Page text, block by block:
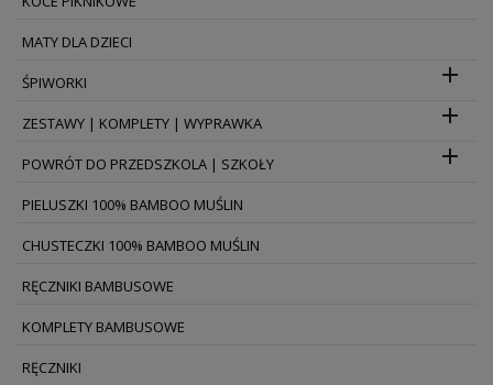
MATY DLA DZIECI
ŚPIWORKI 
ZESTAWY | KOMPLETY | WYPRAWKA 
POWRÓT DO PRZEDSZKOLA | SZKOŁY 
PIELUSZKI 100% BAMBOO MUŚLIN
CHUSTECZKI 100% BAMBOO MUŚLIN
RĘCZNIKI BAMBUSOWE
KOMPLETY BAMBUSOWE
RĘCZNIKI